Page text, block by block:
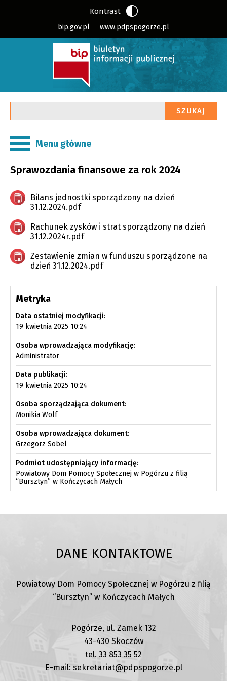
Kontrast
bip.gov.pl www.pdpspogorze.pl
frazę
SZUKAJ
Menu główne
Sprawozdania finansowe za rok 2024
Bilans jednostki sporządzony na dzień
31.12.2024.pdf
Rachunek zysków i strat sporządzony na dzień
31.12.2024r.pdf
Zestawienie zmian w funduszu sporządzone na
dzień 31.12.2024.pdf
Metryka
Data ostatniej modyfikacji:
19 kwietnia 2025 10:24
Osoba wprowadzająca modyfikację:
Administrator
Data publikacji:
19 kwietnia 2025 10:24
Osoba sporządzająca dokument:
Monikia Wolf
Osoba wprowadzająca dokument:
Grzegorz Sobel
Podmiot udostępniający informację:
Powiatowy Dom Pomocy Społecznej w Pogórzu z filią
“Bursztyn” w Kończycach Małych
DANE KONTAKTOWE
Powiatowy Dom Pomocy Społecznej w Pogórzu z filią
“Bursztyn” w Kończycach Małych
Pogórze, ul. Zamek 132
43-430 Skoczów
tel. 33 853 35 52
E-mail: sekretariat@pdpspogorze.pl